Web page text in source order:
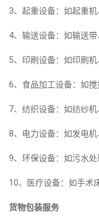
3、起重设备：如起重机
4、输送设备：如输送带
5、印刷设备：如印刷机
6、食品加工设备：如搅
7、纺织设备：如纺纱机
8、电力设备：如发电机
9、环保设备：如污水处
10、医疗设备：如手术
货物包装服务